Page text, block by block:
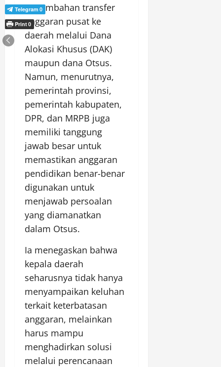
penambahan transfer
anggaran pusat ke
daerah melalui Dana
Alokasi Khusus (DAK)
maupun dana Otsus.
Namun, menurutnya,
pemerintah provinsi,
pemerintah kabupaten,
DPR, dan MRPB juga
memiliki tanggung
jawab besar untuk
memastikan anggaran
pendidikan benar-benar
digunakan untuk
menjawab persoalan
yang diamanatkan
dalam Otsus.
Ia menegaskan bahwa
kepala daerah
seharusnya tidak hanya
menyampaikan keluhan
terkait keterbatasan
anggaran, melainkan
harus mampu
menghadirkan solusi
melalui perencanaan
Telegram 0
Print0